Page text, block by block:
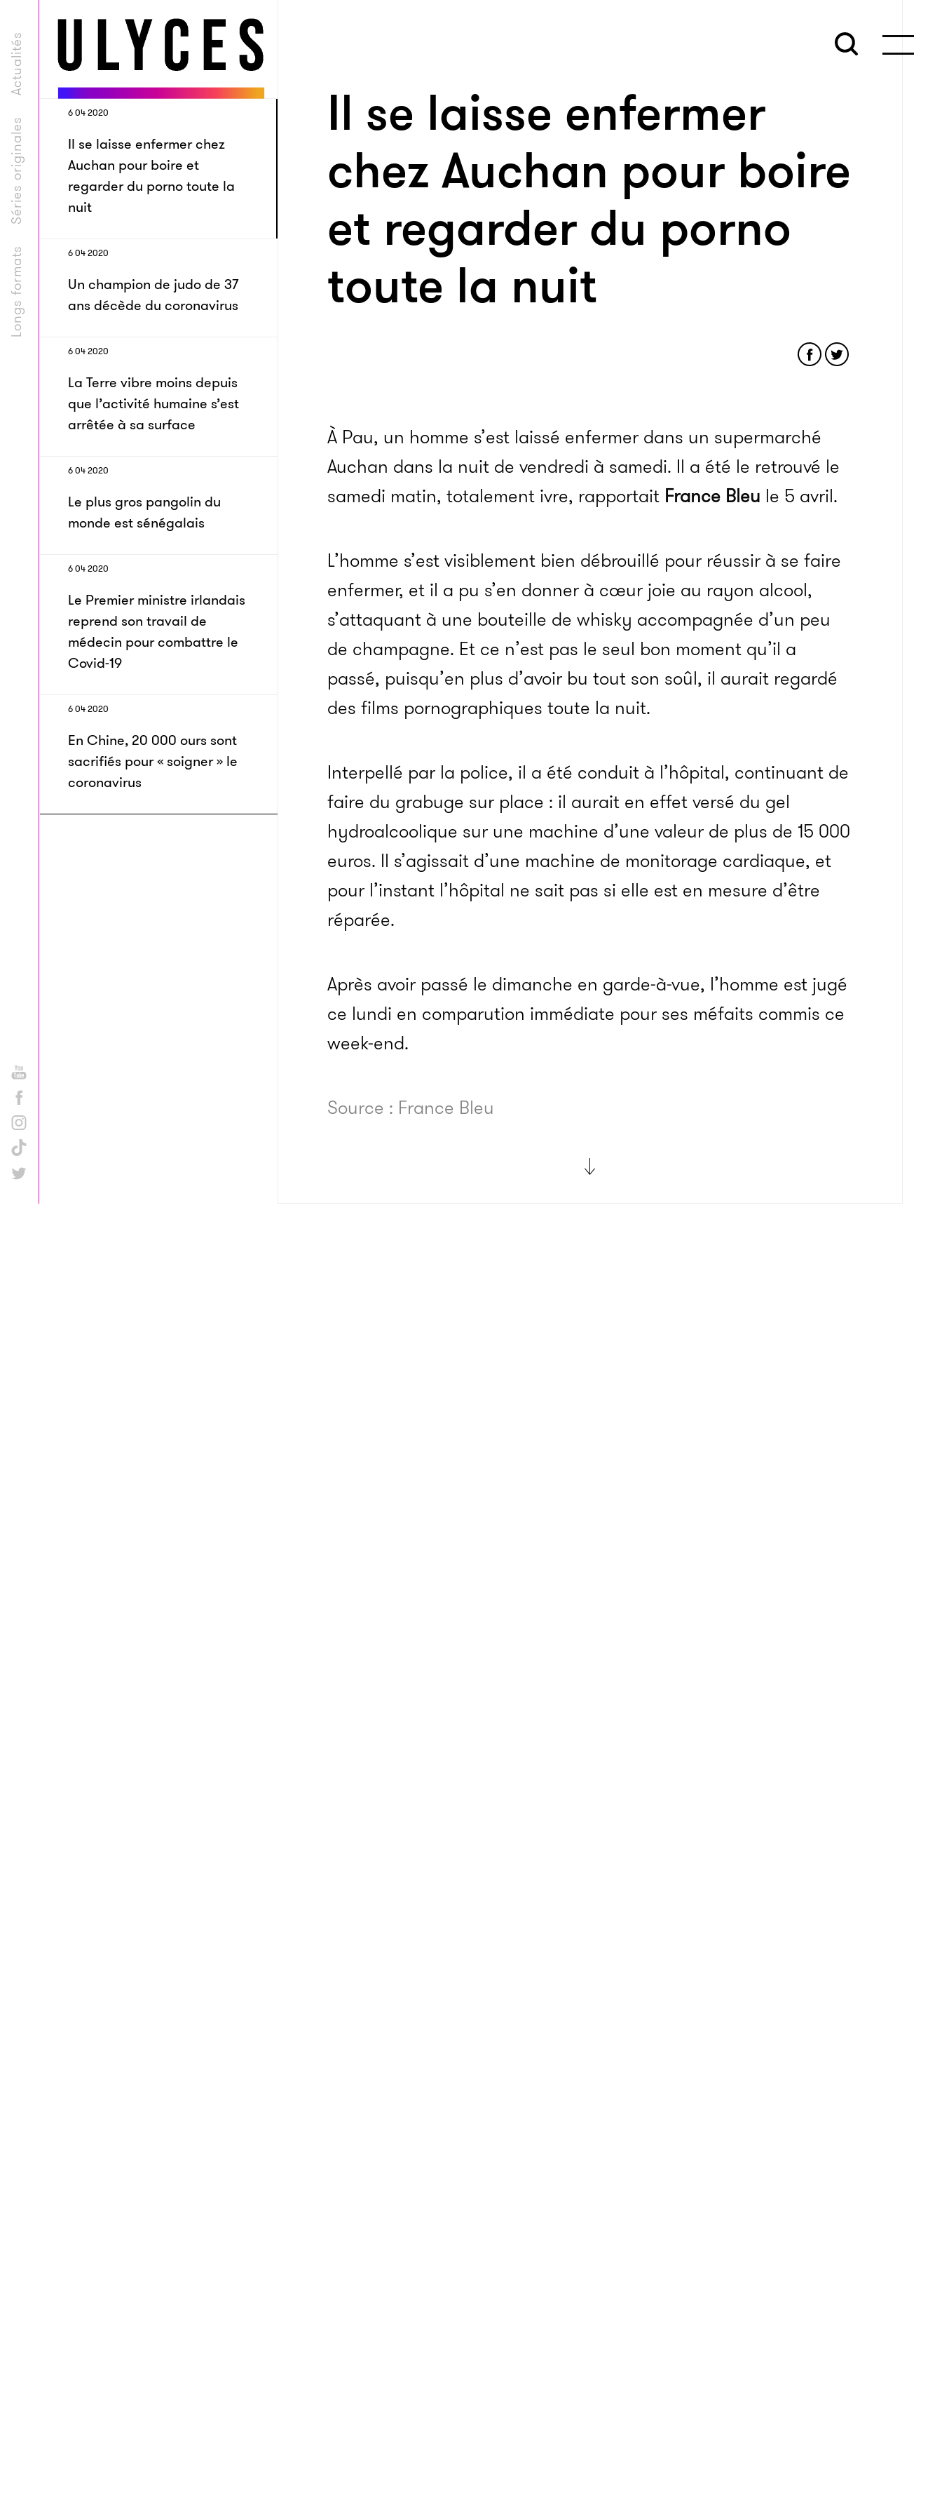
Longs formats
Séries originales
Actualités
6 04 2020
Il se laisse enfermer chez
Auchan pour boire et
regarder du porno toute la
nuit
6 04 2020
Un champion de judo de 37
ans décède du coronavirus
6 04 2020
La Terre vibre moins depuis
que l’activité humaine s’est
arrêtée à sa surface
6 04 2020
Le plus gros pangolin du
monde est sénégalais
6 04 2020
Le Premier ministre irlandais
reprend son travail de
médecin pour combattre le
Covid-19
6 04 2020
En Chine, 20 000 ours sont
sacrifiés pour « soigner » le
coronavirus
Il se laisse enfermer
chez Auchan pour boire
et regarder du porno
toute la nuit
À Pau, un homme s’est laissé enfermer dans un supermarché
Auchan dans la nuit de vendredi à samedi. Il a été le retrouvé le
samedi matin, totalement ivre, rapportait France Bleu le 5 avril.
L’homme s’est visiblement bien débrouillé pour réussir à se faire
enfermer, et il a pu s’en donner à cœur joie au rayon alcool,
s’attaquant à une bouteille de whisky accompagnée d’un peu
de champagne. Et ce n’est pas le seul bon moment qu’il a
passé, puisqu’en plus d’avoir bu tout son soûl, il aurait regardé
des films pornographiques toute la nuit.
Interpellé par la police, il a été conduit à l’hôpital, continuant de
faire du grabuge sur place : il aurait en effet versé du gel
hydroalcoolique sur une machine d’une valeur de plus de 15 000
euros. Il s’agissait d’une machine de monitorage cardiaque, et
pour l’instant l’hôpital ne sait pas si elle est en mesure d’être
réparée.
Après avoir passé le dimanche en garde-à-vue, l’homme est jugé
ce lundi en comparution immédiate pour ses méfaits commis ce
week-end.
Source : France Bleu